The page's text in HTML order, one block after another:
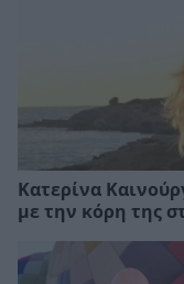
Κατερίνα
με την κόρη της